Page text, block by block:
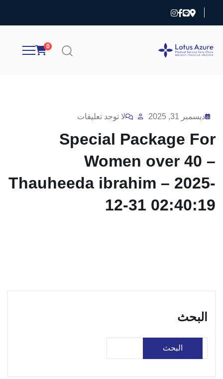
0
ديسمبر 31, 2025 لا توجد تعليقات
Special Package For
Women over 40 –
Thauheeda ibrahim – 2025-
12-31 02:40:19
البحث
البحث